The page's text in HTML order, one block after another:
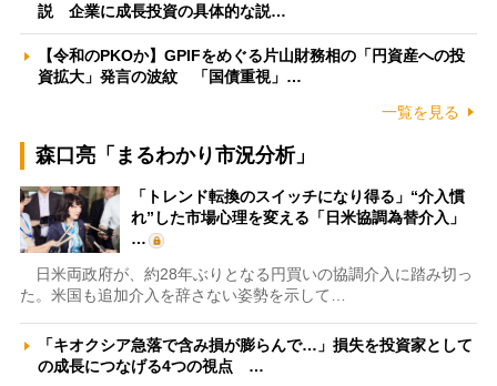
説 企業に成長投資の具体的な説…
【令和のPKOか】GPIFをめぐる片山財務相の「円資産への投
資拡大」発言の波紋 「国債重視」…
一覧を見る
森口亮「まるわかり市況分析」
「トレンド転換のスイッチになり得る」“介入慣
れ”した市場心理を変える「日米協調為替介入」
…
日米両政府が、約28年ぶりとなる円買いの協調介入に踏み切っ
た。米国も追加介入を辞さない姿勢を示して…
「キオクシア急落で含み損が膨らんで…」損失を投資家として
の成長につなげる4つの視点 …